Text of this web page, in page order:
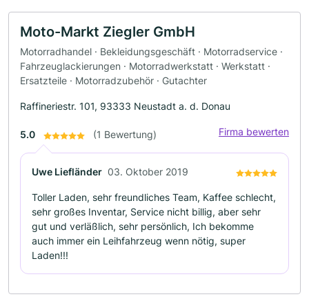
Moto-Markt Ziegler GmbH
Motorradhandel · Bekleidungsgeschäft · Motorradservice ·
Fahrzeuglackierungen · Motorradwerkstatt · Werkstatt ·
Ersatzteile · Motorradzubehör · Gutachter
Raffineriestr. 101, 93333 Neustadt a. d. Donau
5.0 (1 Bewertung) Firma bewerten
Uwe Liefländer 03. Oktober 2019
Toller Laden, sehr freundliches Team, Kaffee schlecht,
sehr großes Inventar, Service nicht billig, aber sehr
gut und verläßlich, sehr persönlich, Ich bekomme
auch immer ein Leihfahrzeug wenn nötig, super
Laden!!!